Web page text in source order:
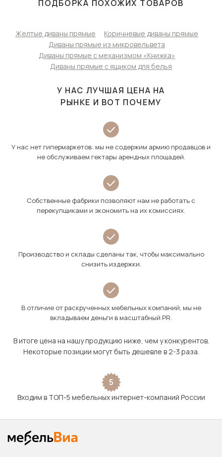
ПОДБОРКА ПОХОЖИХ ТОВАРОВ
Желтые диваны прямые
Коричневые диваны прямые
Диваны прямые из микровельвета
Диваны прямые с механизмом «Книжка»
Диваны прямые с ящиком для белья
У НАС ЛУЧШАЯ ЦЕНА НА
РЫНКЕ И ВОТ ПОЧЕМУ
У нас нет гипермаркетов: мы не содержим армию продавцов и
не обслуживаем гектары арендных площадей.
Собственные фабрики позволяют нам не работать с
перекупщиками и экономить на их комиссиях.
Производство и склады сделаны так, чтобы максимально
снизить издержки.
В отличие от раскрученных мебельных компаний, мы не
вкладываем деньги в масштабный PR.
В итоге цена на нашу продукцию ниже, чем у конкурентов.
Некоторые позиции могут быть дешевле в 2-3 раза.
5
Входим в ТОП-5 мебельных интернет-компаний России